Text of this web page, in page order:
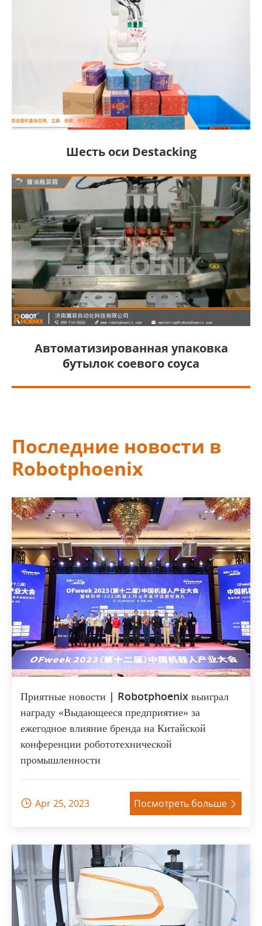
Шесть оси Destacking
Автоматизированная упаковка
бутылок соевого соуса
Последние новости в
Robotphoenix
Приятные новости | Robotphoenix выиграл
награду «Выдающееся предприятие» за
ежегодное влияние бренда на Китайской
конференции робототехнической
промышленности
 Apr 25, 2023 Посмотреть больше 